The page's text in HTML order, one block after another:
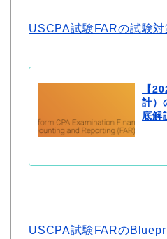
USCPA試験FARの試験対
【
計）
底解
USCPA試験FARの